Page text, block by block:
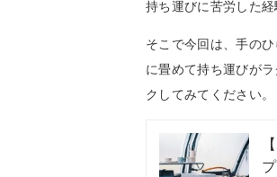
持ち運びに苦労した
そこで今回は、手の
に畳めて持ち運びが
クしてみてください。